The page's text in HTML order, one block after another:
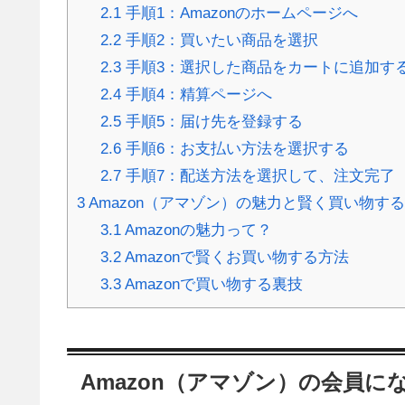
2.1手順1：Amazonのホームページへ
2.2手順2：買いたい商品を選択
2.3手順3：選択した商品をカートに追加す
2.4手順4：精算ページへ
2.5手順5：届け先を登録する
2.6手順6：お支払い方法を選択する
2.7手順7：配送方法を選択して、注文完了
3 Amazon（アマゾン）の魅力と賢く買い物す
3.1Amazonの魅力って？
3.2Amazonで賢くお買い物する方法
3.3Amazonで買い物する裏技
Amazon（アマゾン）の会員に